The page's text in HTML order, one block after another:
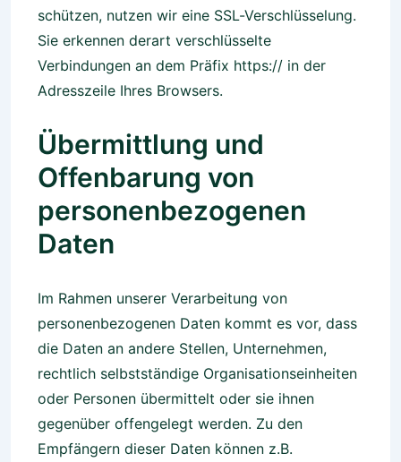
schützen, nutzen wir eine SSL-Verschlüsselung.
Sie erkennen derart verschlüsselte
Verbindungen an dem Präfix https:// in der
Adresszeile Ihres Browsers.
Übermittlung und
Offenbarung von
personenbezogenen
Daten
Im Rahmen unserer Verarbeitung von
personenbezogenen Daten kommt es vor, dass
die Daten an andere Stellen, Unternehmen,
rechtlich selbstständige Organisationseinheiten
oder Personen übermittelt oder sie ihnen
gegenüber offengelegt werden. Zu den
Empfängern dieser Daten können z.B.